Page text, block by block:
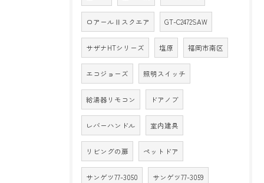
ロアールⅡスクエア GT-C2472SAW
サザナHTシリーズ 塩原 福岡市南区
エコジョーズ 照明スイッチ
給湯器リモコン ドアノブ
レバーハンドル 室内建具
リビングの扉 ペットドア
サンゲツ77-3050 サンゲツ77-3059